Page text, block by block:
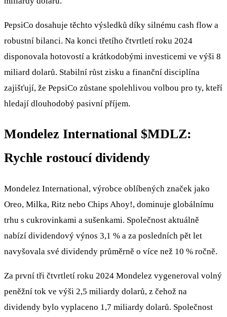
PepsiCo dosahuje těchto výsledků díky silnému cash flow a
robustní bilanci. Na konci třetího čtvrtletí roku 2024
disponovala hotovostí a krátkodobými investicemi ve výši 8
miliard dolarů. Stabilní růst zisku a finanční disciplína
zajišťují, že PepsiCo zůstane spolehlivou volbou pro ty, kteří
hledají dlouhodobý pasivní příjem.
Mondelez International $MDLZ:
Rychle rostoucí dividendy
Mondelez International, výrobce oblíbených značek jako
Oreo, Milka, Ritz nebo Chips Ahoy!, dominuje globálnímu
trhu s cukrovinkami a sušenkami. Společnost aktuálně
nabízí dividendový výnos 3,1 % a za posledních pět let
navyšovala své dividendy průměrně o více než 10 % ročně.
Za první tři čtvrtletí roku 2024 Mondelez vygeneroval volný
peněžní tok ve výši 2,5 miliardy dolarů, z čehož na
dividendy bylo vyplaceno 1,7 miliardy dolarů. Společnost